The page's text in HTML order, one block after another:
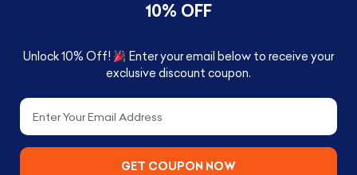
Baseball bat
Base
ADDITIONAL DETAILS
DC ComicsDC Comics is an iconic American
comic book publisher beginning in 1937. DC
10% OFF
Unlock 10% Off!
Enter your email below to receive your
exclusive discount coupon.
Email
GET COUPON NOW